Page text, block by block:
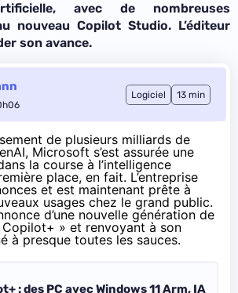
avec de nombreuses
nouveau Copilot Studio. L’éditeur
son avance.
Logiciel 13 min
de plusieurs milliards de
, Microsoft s’est assurée une
la course à l’intelligence
place, en fait. L’entreprise
et est maintenant prête à
usages chez le grand public.
d’une nouvelle génération de
Copilot+ » et renvoyant à son
à presque toutes les sauces.
: des PC avec Windows 11 Arm, IA